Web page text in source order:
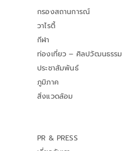
กรองสถานการณ์
วาไรตี้
กีฬา
ท่องเที่ยว – ศิลปวัฒนธรรม
ประชาสัมพันธ์
ภูมิภาค
สิ่งแวดล้อม
PR & PRESS